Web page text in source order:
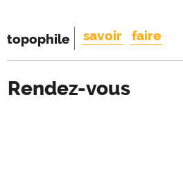
topophile savoir faire
Rendez-vous